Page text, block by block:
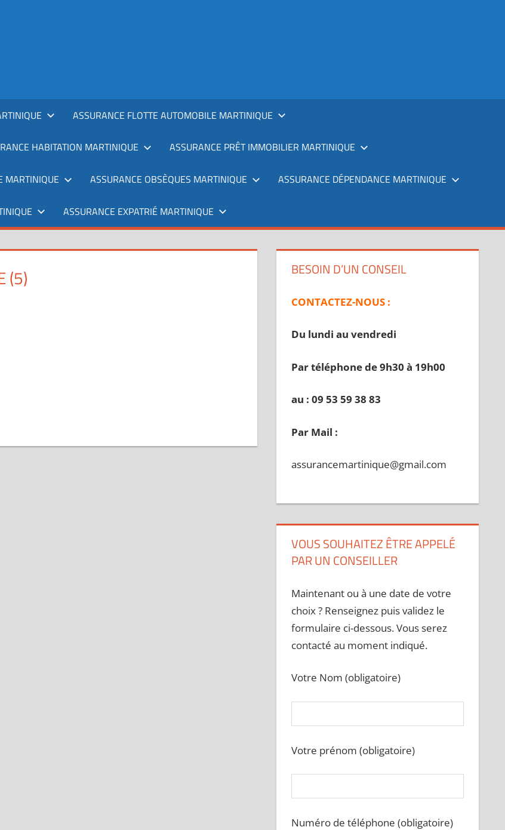
ASSURANCE FLOTTE AUTOMOBILE MARTINIQUE
HABITATION MARTINIQUE ASSURANCE PRÊT IMMOBILIER MARTINIQUE
MARTINIQUE ASSURANCE OBSÈQUES MARTINIQUE ASSURANCE DÉPENDANCE MARTINIQUE
ASSURANCE EXPATRIÉ MARTINIQUE
(5) BESOIN D’UN CONSEIL
CONTACTEZ-NOUS :
Du lundi au vendredi
Par téléphone de 9h30 à 19h00
au : 09 53 59 38 83
Par Mail :
assurancemartinique@gmail.com
VOUS SOUHAITEZ ÊTRE APPELÉ
PAR UN CONSEILLER
Maintenant ou à une date de votre
choix ? Renseignez puis validez le
formulaire ci-dessous. Vous serez
contacté au moment indiqué.
Votre Nom (obligatoire)
Votre prénom (obligatoire)
Numéro de téléphone (obligatoire)